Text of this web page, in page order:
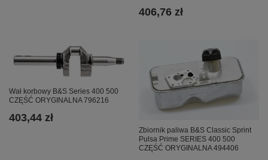
406,76 zł
Wał korbowy B&S Series 400 500
CZĘŚĆ ORYGINALNA 796216
403,44 zł
Zbiornik paliwa B&S Classic Sprint
Pulsa Prime SERIES 400 500
CZĘŚĆ ORYGINALNA 494406